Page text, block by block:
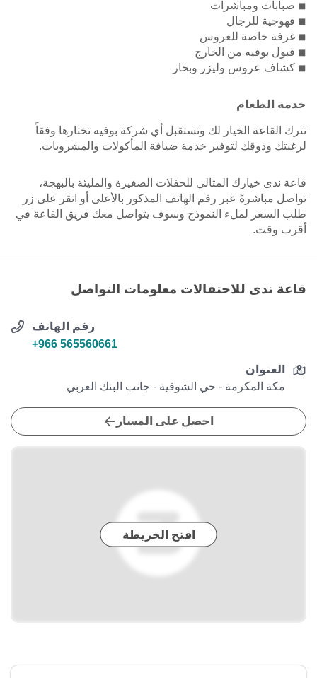
◾ صبابات ومباشرات
◾ قهوجية للرجال
◾ غرفة خاصة للعروس
◾ قبول بوفيه من الخارج
◾ كشاف عروس وليزر وبخار
خدمة الطعام
تترك القاعة الخيار لك وتستقبل أي شركة بوفيه تختارها وفقاً
لرغبتك وذوقك لتوفير خدمة ضيافة المأكولات والمشروبات.
قاعة ندى خيارك المثالي للحفلات الصغيرة والمليئة بالبهجة،
تواصل مباشرةً عبر رقم الهاتف المذكور بالأعلى أو انقر على زر
طلب السعر لملء النموذج وسوف يتواصل معك فريق القاعة في
أقرب وقت.
قاعة ندى للاحتفالات معلومات التواصل
رقم الهاتف
+966 565560661
العنوان
مكة المكرمة - حي الشوقية - جانب البنك العربي
احصل على المسار
افتح الخريطة